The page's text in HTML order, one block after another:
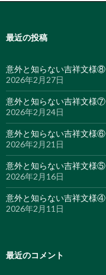
最近の投稿
意外と知らない吉祥文様⑧
2026年2月27日
意外と知らない吉祥文様⑦
2026年2月24日
意外と知らない吉祥文様⑥
2026年2月21日
意外と知らない吉祥文様⑤
2026年2月16日
意外と知らない吉祥文様④
2026年2月11日
最近のコメント